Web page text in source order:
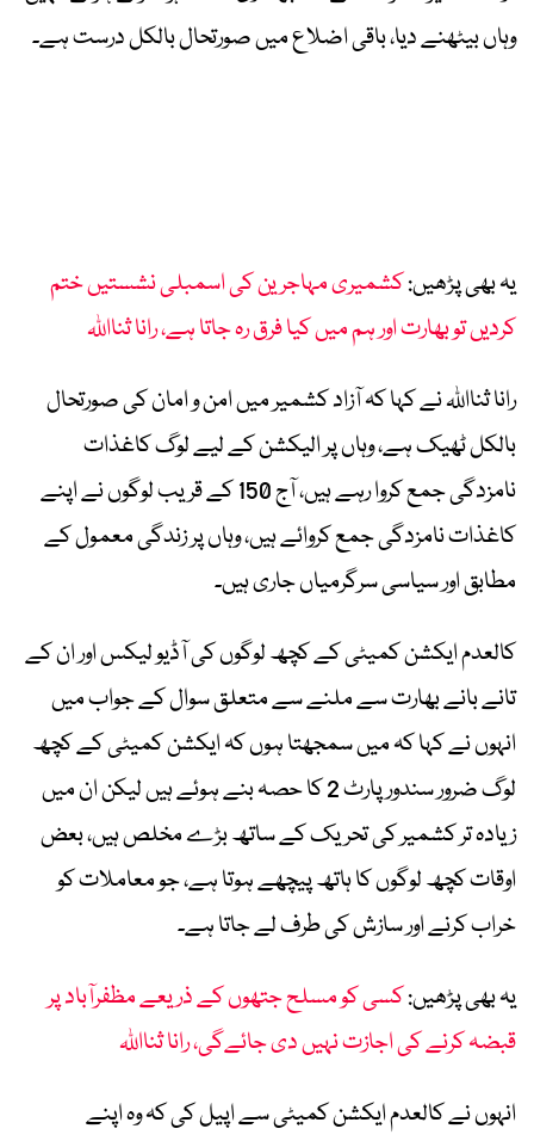
وہاں بیٹھنے دیا، باقی اضلاع میں صورتحال بالکل درست ہے۔
یہ بھی پڑھیں:کشمیری مہاجرین کی اسمبلی نشستیں ختم
کردیں تو بھارت اور ہم میں کیا فرق رہ جاتا ہے، رانا ثنااللہ
رانا ثنااللہ نے کہا کہ آزاد کشمیر میں امن و امان کی صورتحال
بالکل ٹھیک ہے، وہاں پر الیکشن کے لیے لوگ کاغذات
نامزدگی جمع کروا رہے ہیں، آج 150 کے قریب لوگوں نے اپنے
کاغذات نامزدگی جمع کروائے ہیں، وہاں پر زندگی معمول کے
مطابق اور سیاسی سرگرمیاں جاری ہیں۔
کالعدم ایکشن کمیٹی کے کچھ لوگوں کی آڈیو لیکس اور ان کے
تانے بانے بھارت سے ملنے سے متعلق سوال کے جواب میں
انہوں نے کہا کہ میں سمجھتا ہوں کہ ایکشن کمیٹی کے کچھ
لوگ ضرور سندور پارٹ 2 کا حصہ بنے ہوئے ہیں لیکن ان میں
زیادہ تر کشمیر کی تحریک کے ساتھ بڑے مخلص ہیں، بعض
اوقات کچھ لوگوں کا ہاتھ پیچھے ہوتا ہے، جو معاملات کو
خراب کرنے اور سازش کی طرف لے جاتا ہے۔
یہ بھی پڑھیں:کسی کو مسلح جتھوں کے ذریعے مظفرآباد پر
قبضہ کرنے کی اجازت نہیں دی جائےگی، رانا ثنااللہ
انہوں نے کالعدم ایکشن کمیٹی سے اپیل کی کہ وہ اپنے